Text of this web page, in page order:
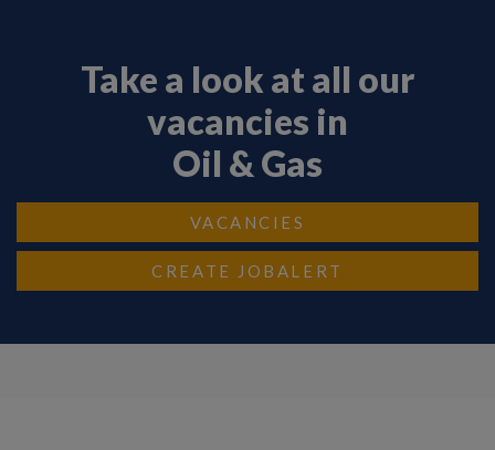
Take a look at all our
vacancies in
Oil & Gas
VACANCIES
CREATE JOBALERT